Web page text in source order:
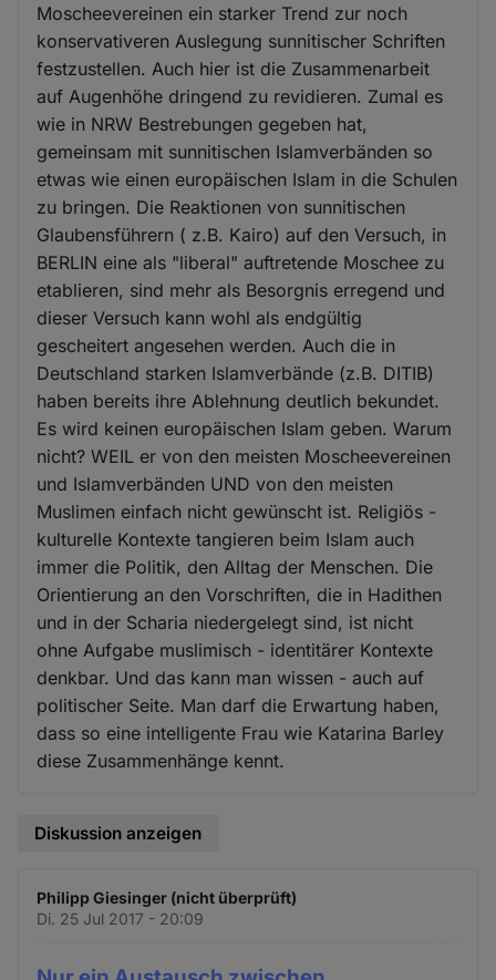
Moscheevereinen ein starker Trend zur noch
konservativeren Auslegung sunnitischer Schriften
festzustellen. Auch hier ist die Zusammenarbeit
auf Augenhöhe dringend zu revidieren. Zumal es
wie in NRW Bestrebungen gegeben hat,
gemeinsam mit sunnitischen Islamverbänden so
etwas wie einen europäischen Islam in die Schulen
zu bringen. Die Reaktionen von sunnitischen
Glaubensführern ( z.B. Kairo) auf den Versuch, in
BERLIN eine als "liberal" auftretende Moschee zu
etablieren, sind mehr als Besorgnis erregend und
dieser Versuch kann wohl als endgültig
gescheitert angesehen werden. Auch die in
Deutschland starken Islamverbände (z.B. DITIB)
haben bereits ihre Ablehnung deutlich bekundet.
Es wird keinen europäischen Islam geben. Warum
nicht? WEIL er von den meisten Moscheevereinen
und Islamverbänden UND von den meisten
Muslimen einfach nicht gewünscht ist. Religiös -
kulturelle Kontexte tangieren beim Islam auch
immer die Politik, den Alltag der Menschen. Die
Orientierung an den Vorschriften, die in Hadithen
und in der Scharia niedergelegt sind, ist nicht
ohne Aufgabe muslimisch - identitärer Kontexte
denkbar. Und das kann man wissen - auch auf
politischer Seite. Man darf die Erwartung haben,
dass so eine intelligente Frau wie Katarina Barley
diese Zusammenhänge kennt.
Diskussion anzeigen
Philipp Giesinger (nicht überprüft)
Di. 25 Jul 2017 - 20:09